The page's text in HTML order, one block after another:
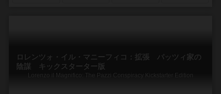
ロレンツォ・イル・マニーフィコ：拡張 パッツィ家の
陰謀 キックスターター版
Lorenzo il Magnifico: The Pazzi Conspiracy Kickstarter Edition